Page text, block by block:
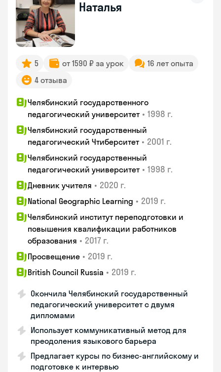
Наталья
5 от 1590 ₽ за урок
16 лет опыта
4 отзыва
Челябинский государственного
педагогический университет • 1998 г.
Челябинский государственный
педагогический Чтиберситет • 2001 г.
Челябинский государственный
педагогический университет • 1998 г.
Дневник учителя • 2020 г.
National Geographic Learning • 2019 г.
Челябинский институт переподготовки и
повышения квалификации работников
образования • 2017 г.
Просвещение • 2019 г.
British Council Russia • 2019 г.
Окончила Челябинский государственный
педагогический университет с двумя
дипломами
Использует коммуникативный метод для
преодоления языкового барьера
Предлагает курсы по бизнес-английскому и
подготовке к интервью